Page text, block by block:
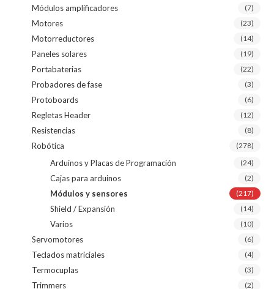
Módulos amplificadores (7)
Motores (23)
Motorreductores (14)
Paneles solares (19)
Portabaterias (22)
Probadores de fase (3)
Protoboards (6)
Regletas Header (12)
Resistencias (8)
Robótica (278)
Arduinos y Placas de Programación (24)
Cajas para arduinos (2)
Módulos y sensores (217)
Shield / Expansión (14)
Varios (10)
Servomotores (6)
Teclados matriciales (4)
Termocuplas (3)
Trimmers (2)